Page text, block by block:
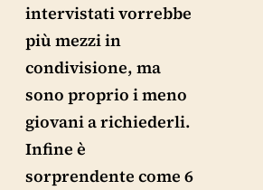
intervistati vorrebbe
più mezzi in
condivisione, ma
sono proprio i meno
giovani a richiederli.
Infine è
sorprendente come 6